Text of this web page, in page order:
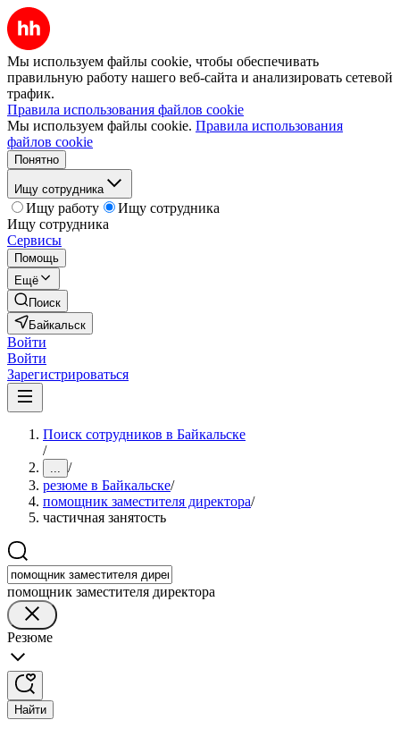
Мы используем файлы cookie, чтобы обеспечивать
правильную работу нашего веб-сайта и анализировать сетевой
трафик.
Правила использования файлов cookie
Мы используем файлы cookie. Правила использования
файлов cookie
Понятно
Ищу сотрудника
Ищу работу
Ищу сотрудника
Ищу сотрудника
Сервисы
Помощь
Ещё
Поиск
Байкальск
Войти
Войти
Зарегистрироваться
Поиск сотрудников в Байкальске
/
... /
резюме в Байкальске/
помощник заместителя директора/
частичная занятость
помощник заместителя директора
Резюме
Найти